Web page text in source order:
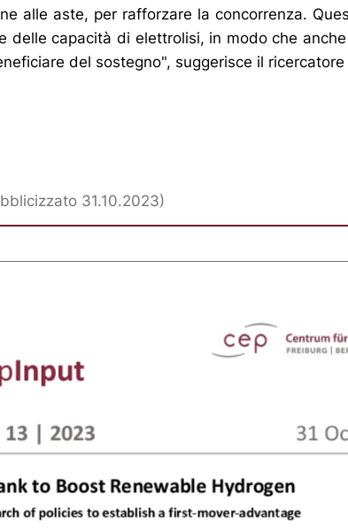
alle aste, per rafforzare la concorrenza.
delle capacità di elettrolisi, in modo che
del sostegno", suggerisce il ricercatore
31.10.2023)